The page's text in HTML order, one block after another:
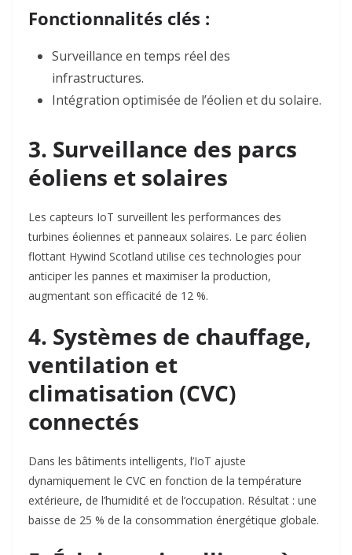
Fonctionnalités clés :
Surveillance en temps réel des
infrastructures.
Intégration optimisée de l’éolien et du solaire.
3. Surveillance des parcs
éoliens et solaires
Les capteurs IoT surveillent les performances des
turbines éoliennes et panneaux solaires. Le parc éolien
flottant Hywind Scotland utilise ces technologies pour
anticiper les pannes et maximiser la production,
augmentant son efficacité de 12 %.
4. Systèmes de chauffage,
ventilation et
climatisation (CVC)
connectés
Dans les bâtiments intelligents, l’IoT ajuste
dynamiquement le CVC en fonction de la température
extérieure, de l’humidité et de l’occupation. Résultat : une
baisse de 25 % de la consommation énergétique globale.